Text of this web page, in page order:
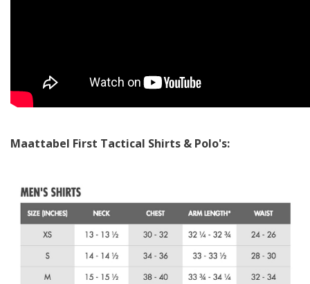
Maattabel First Tactical Shirts & Polo's: